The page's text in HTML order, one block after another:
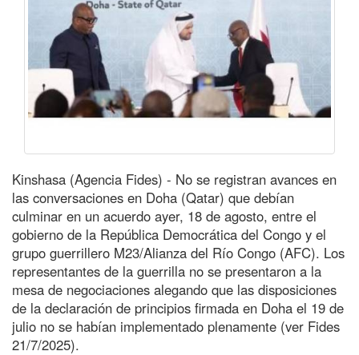
Kinshasa (Agencia Fides) - No se registran avances en
las conversaciones en Doha (Qatar) que debían
culminar en un acuerdo ayer, 18 de agosto, entre el
gobierno de la República Democrática del Congo y el
grupo guerrillero M23/Alianza del Río Congo (AFC). Los
representantes de la guerrilla no se presentaron a la
mesa de negociaciones alegando que las disposiciones
de la declaración de principios firmada en Doha el 19 de
julio no se habían implementado plenamente (ver Fides
21/7/2025).